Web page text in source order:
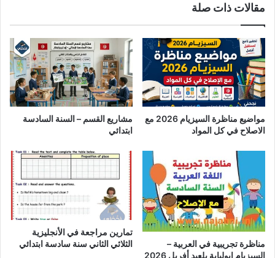
مقالات ذات صلة
مواضيع مناظرة السيزيام 2026 مع
الاصلاح في كل المواد
مشاريع القسم – السنة السادسة
ابتدائي
مناظرة تجريبية في العربية –
السيزيام ابولبابة بلعيد أفريل 2026
تمارين مراجعة في الأنجليزية
الثلاثي الثاني سنة سادسة ابتدائي